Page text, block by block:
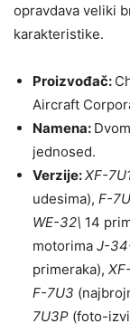
opravdava veliki
karakteristike.
Proizvođač:
Aircraft
Namena:
jednosed.
Verzije:XF-
udesima), F-
WE-32\ 14
motorima J-
primeraka),
F-7U3
7U3P (foto-